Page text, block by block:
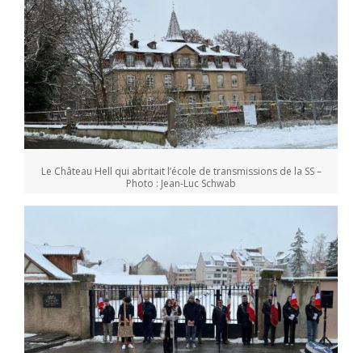
Le Château Hell qui abritait l’école de transmissions de la SS –
Photo : Jean-Luc Schwab